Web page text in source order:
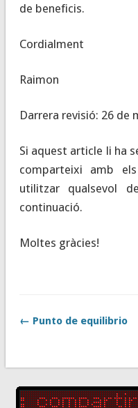
de beneficis.
Cordialment
Raimon
Darrera revisió: 26 de
Si aquest article li ha
comparteixi amb
utilitzar qualsevol
continuació.
Moltes gràcies!
← Punto de equilibrio